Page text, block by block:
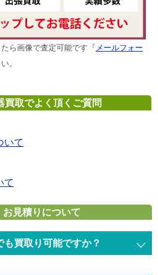
ら画像で査定可能です『 メールフォー
。
買取でよく頂くご質問
いて
て
お見積りについて
買取り可能ですか？